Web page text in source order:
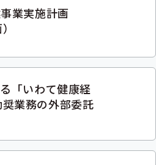
業実施計画
「いわて健康経
業務の外部委託